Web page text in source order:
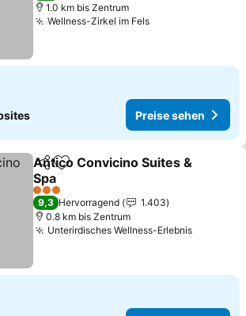
1.0 km bis Zentrum
Wellness-Zirkel im FelsPreise sehen
Preise sehen
TeilenZu Favoriten hinzufügen
Antico Convicino Suites &
Spa
Preise sehen
3 Sterne
9,3 Hervorragend
1.403
0.8 km bis Zentrum
Unterirdisches Wellness-ErlebnisPreise